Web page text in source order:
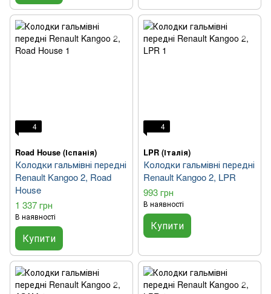
4
Road House (Іспанія)
Колодки гальмівні передні
Renault Kangoo 2, Road
House
1 337 грн
В наявності
Купити
4
LPR (Італія)
Колодки гальмівні передні
Renault Kangoo 2, LPR
993 грн
В наявності
Купити